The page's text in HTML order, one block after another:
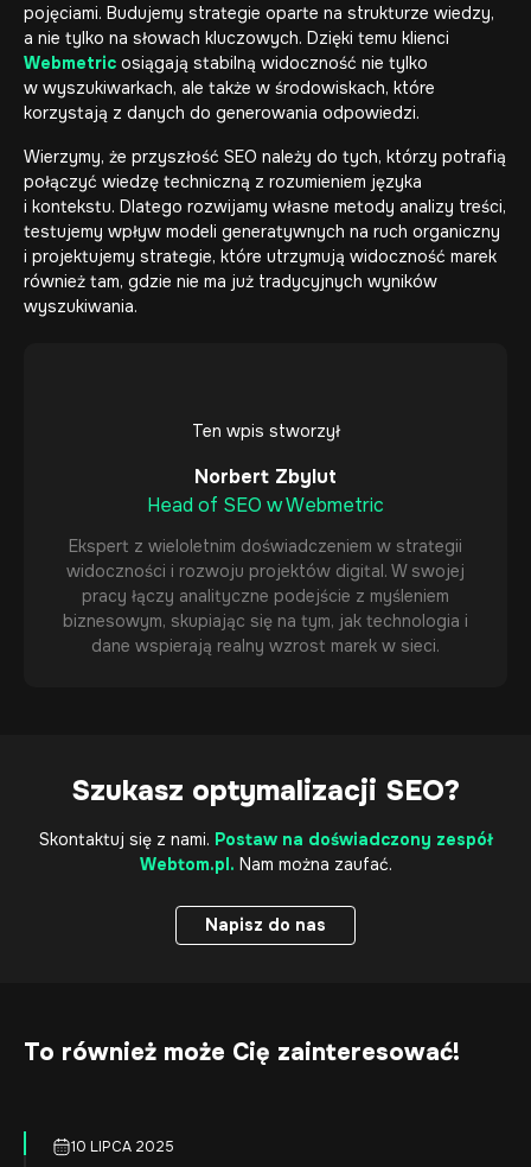
pojęciami. Budujemy strategie oparte na strukturze wiedzy,
a nie tylko na słowach kluczowych. Dzięki temu klienci
Webmetric osiągają stabilną widoczność nie tylko
w wyszukiwarkach, ale także w środowiskach, które
korzystają z danych do generowania odpowiedzi.
Wierzymy, że przyszłość SEO należy do tych, którzy potrafią
połączyć wiedzę techniczną z rozumieniem języka
i kontekstu. Dlatego rozwijamy własne metody analizy treści,
testujemy wpływ modeli generatywnych na ruch organiczny
i projektujemy strategie, które utrzymują widoczność marek
również tam, gdzie nie ma już tradycyjnych wyników
wyszukiwania.
Ten wpis stworzył
Norbert Zbylut
Head of SEO w Webmetric
Ekspert z wieloletnim doświadczeniem w strategii
widoczności i rozwoju projektów digital. W swojej
pracy łączy analityczne podejście z myśleniem
biznesowym, skupiając się na tym, jak technologia i
dane wspierają realny wzrost marek w sieci.
Szukasz optymalizacji SEO?
Skontaktuj się z nami. Postaw na doświadczony zespół
Webtom.pl. Nam można zaufać.
Napisz do nas
To również może Cię zainteresować!
10 LIPCA 2025